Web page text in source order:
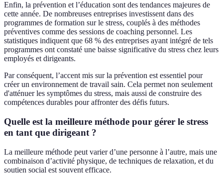
Enfin, la prévention et l’éducation sont des tendances majeures de
cette année. De nombreuses entreprises investissent dans des
programmes de formation sur le stress, couplés à des méthodes
préventives comme des sessions de coaching personnel. Les
statistiques indiquent que 68 % des entreprises ayant intégré de tels
programmes ont constaté une baisse significative du stress chez leurs
employés et dirigeants.
Par conséquent, l’accent mis sur la prévention est essentiel pour
créer un environnement de travail sain. Cela permet non seulement
d'atténuer les symptômes du stress, mais aussi de construire des
compétences durables pour affronter des défis futurs.
Quelle est la meilleure méthode pour gérer le stress
en tant que dirigeant ?
La meilleure méthode peut varier d’une personne à l’autre, mais une
combinaison d’activité physique, de techniques de relaxation, et du
soutien social est souvent efficace.